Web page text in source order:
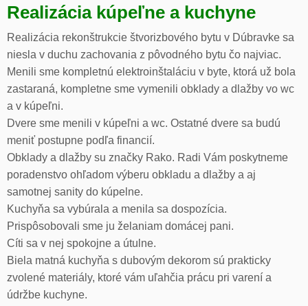
Realizácia kúpeľne a kuchyne
Realizácia rekonštrukcie štvorizbového bytu v Dúbravke sa
niesla v duchu zachovania z pôvodného bytu čo najviac.
Menili sme kompletnú elektroinštaláciu v byte, ktorá už bola
zastaraná, kompletne sme vymenili obklady a dlažby vo wc
a v kúpeľni.
Dvere sme menili v kúpeľni a wc. Ostatné dvere sa budú
meniť postupne podľa financií.
Obklady a dlažby su značky Rako. Radi Vám poskytneme
poradenstvo ohľadom výberu obkladu a dlažby a aj
samotnej sanity do kúpelne.
Kuchyňa sa vybúrala a menila sa dospozícia.
Prispôsobovali sme ju želaniam domácej pani.
Cíti sa v nej spokojne a útulne.
Biela matná kuchyňa s dubovým dekorom sú prakticky
zvolené materiály, ktoré vám uľahčia prácu pri varení a
údržbe kuchyne.